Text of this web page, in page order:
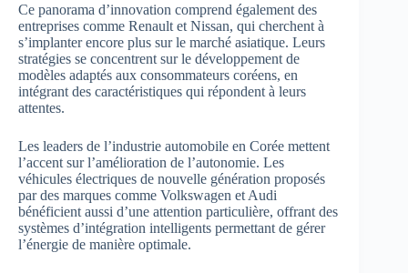
Ce panorama d’innovation comprend également des
entreprises comme Renault et Nissan, qui cherchent à
s’implanter encore plus sur le marché asiatique. Leurs
stratégies se concentrent sur le développement de
modèles adaptés aux consommateurs coréens, en
intégrant des caractéristiques qui répondent à leurs
attentes.
Les leaders de l’industrie automobile en Corée mettent
l’accent sur l’amélioration de l’autonomie. Les
véhicules électriques de nouvelle génération proposés
par des marques comme Volkswagen et Audi
bénéficient aussi d’une attention particulière, offrant des
systèmes d’intégration intelligents permettant de gérer
l’énergie de manière optimale.